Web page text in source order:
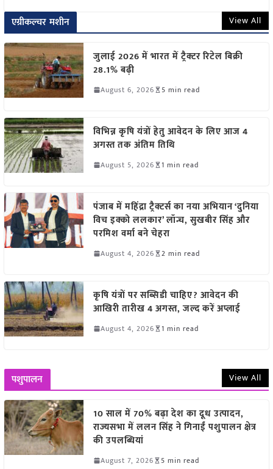
एग्रीकल्चर मशीन View All
जुलाई 2026 में भारत में ट्रैक्टर रिटेल बिक्री
28.1% बढ़ी
August 6, 2026 5 min read
विभिन्न कृषि यंत्रों हेतु आवेदन के लिए आज 4
अगस्त तक अंतिम तिथि
August 5, 2026 1 min read
पंजाब में महिंद्रा ट्रैक्टर्स का नया अभियान ‘दुनिया
विच इक्को ललकार’ लॉन्च, सुखबीर सिंह और
परमिश वर्मा बने चेहरा
August 4, 2026 2 min read
कृषि यंत्रों पर सब्सिडी चाहिए? आवेदन की
आखिरी तारीख 4 अगस्त, जल्द करें अप्लाई
August 4, 2026 1 min read
पशुपालन View All
10 साल में 70% बढ़ा देश का दूध उत्पादन,
राज्यसभा में ललन सिंह ने गिनाईं पशुपालन क्षेत्र
की उपलब्धियां
August 7, 2026 5 min read